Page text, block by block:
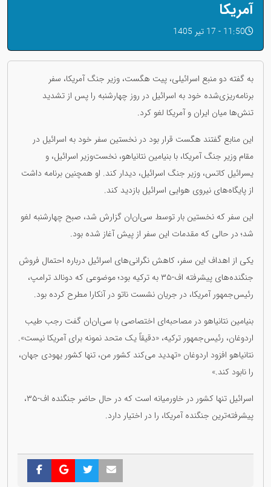
آمریکا
11:50 - 17 تیر 1405
به گفته دو منبع اسرائیلی، پیت هگست، وزیر جنگ آمریکا، سفر
برنامه‌ریزی‌شده خود به اسرائیل در روز چهارشنبه را پس از تشدید
تنش‌ها میان ایران و آمریکا لغو کرد.
این منابع گفتند هگست قرار بود در نخستین سفر خود به اسرائیل در
مقام وزیر جنگ آمریکا، با بنیامین نتانیاهو، نخست‌وزیر اسرائیل، و
یسرائیل کاتس، وزیر جنگ اسرائیل، دیدار کند. او همچنین برنامه داشت
از پایگاه‌های نیروی هوایی اسرائیل بازدید کند.
این سفر که نخستین بار توسط سی‌ان‌ان گزارش شد، صبح چهارشنبه لغو
شد؛ در حالی که مقدمات این سفر از پیش آغاز شده بود.
یکی از اهداف این سفر، کاهش نگرانی‌های اسرائیل درباره احتمال فروش
جنگنده‌های پیشرفته اف-۳۵ به ترکیه بود؛ موضوعی که دونالد ترامپ،
رئیس‌جمهور آمریکا، در جریان نشست ناتو در آنکارا مطرح کرده بود.
بنیامین نتانیاهو در مصاحبه‌ای اختصاصی با سی‌ان‌ان گفت رجب طیب
اردوغان، رئیس‌جمهور ترکیه، «دقیقاً یک متحد نمونه برای آمریکا نیست».
نتانیاهو افزود اردوغان «تهدید می‌کند کشور من، تنها کشور یهودی جهان،
را نابود کند.»
اسرائیل تنها کشور در خاورمیانه است که در حال حاضر جنگنده اف-۳۵،
پیشرفته‌ترین جنگنده آمریکا، را در اختیار دارد.